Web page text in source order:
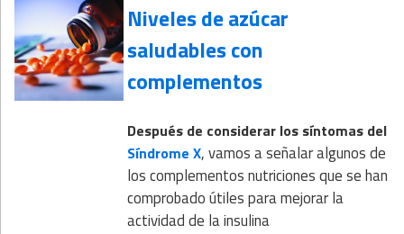
Niveles de azúcar
saludables con
complementos
Después de considerar los síntomas del
Síndrome X, vamos a señalar algunos de
los complementos nutriciones que se han
comprobado útiles para mejorar la
actividad de la insulina